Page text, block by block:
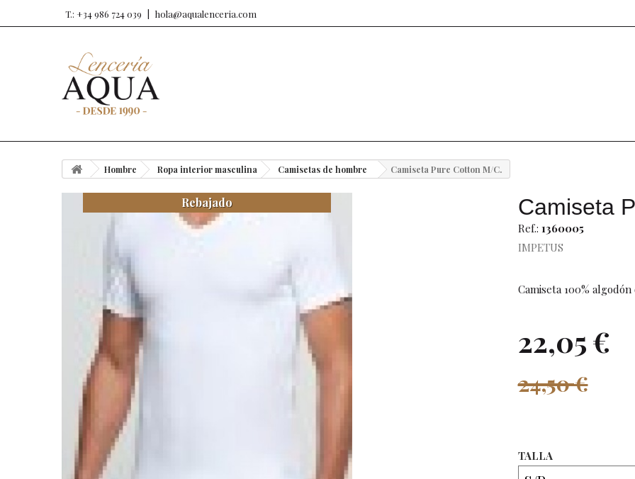
T.: +34 986 724 039 hola@aqualenceria.com
Hombre Ropa interior masculina Camisetas de hombre Camiseta Pure Cotton M/C.
Camiseta
Ref.: 1360005
IMPETUS
Camiseta 100%
Rebajado
22,05 €
24,50 €
TALLA